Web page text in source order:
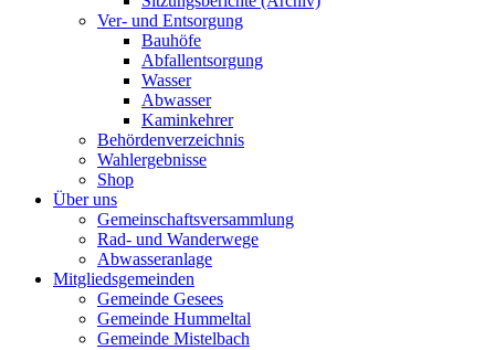
Ver- und Entsorgung
Bauhöfe
Abfallentsorgung
Wasser
Abwasser
Kaminkehrer
Behördenverzeichnis
Wahlergebnisse
Shop
Über uns
Gemeinschaftsversammlung
Rad- und Wanderwege
Abwasseranlage
Mitgliedsgemeinden
Gemeinde Gesees
Gemeinde Hummeltal
Gemeinde Mistelbach